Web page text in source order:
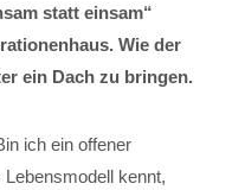
statt einsam“
Wie der
ein Dach zu bringen.
ich ein offener
kennt,